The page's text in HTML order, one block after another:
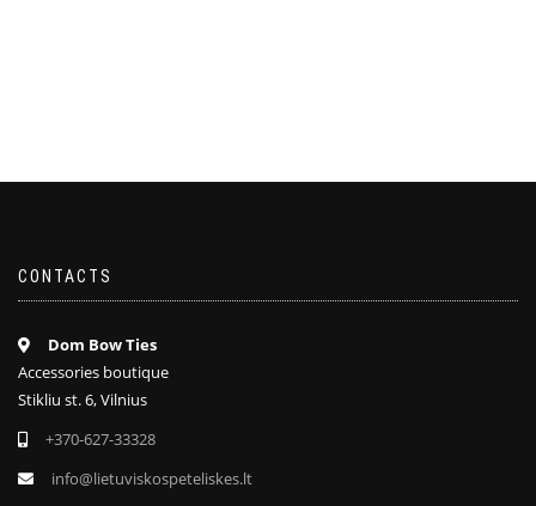
CONTACTS
Dom Bow Ties
Accessories boutique
Stikliu st. 6, Vilnius
+370-627-33328
info@lietuviskospeteliskes.lt